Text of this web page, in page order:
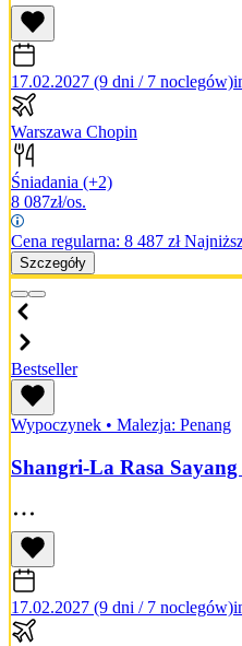
17.02.2027 (9 dni / 7 noclegów)
Warszawa Chopin
Śniadania (+2)
8 087zł/os.
Cena regularna: 8 487 zł
Szczegóły
Bestseller
Wypoczynek • Malezja: Penang
Shangri-La Rasa Sayang
17.02.2027 (9 dni / 7 noclegów)